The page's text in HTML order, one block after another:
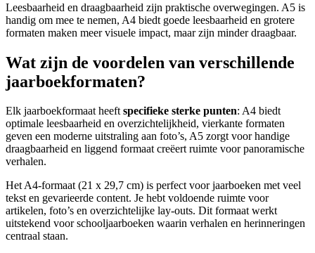
Leesbaarheid en draagbaarheid zijn praktische overwegingen. A5 is
handig om mee te nemen, A4 biedt goede leesbaarheid en grotere
formaten maken meer visuele impact, maar zijn minder draagbaar.
Wat zijn de voordelen van verschillende
jaarboekformaten?
Elk jaarboekformaat heeftspecifieke sterke punten: A4 biedt
optimale leesbaarheid en overzichtelijkheid, vierkante formaten
geven een moderne uitstraling aan foto’s, A5 zorgt voor handige
draagbaarheid en liggend formaat creëert ruimte voor panoramische
verhalen.
Het A4-formaat (21 x 29,7 cm) is perfect voor jaarboeken met veel
tekst en gevarieerde content. Je hebt voldoende ruimte voor
artikelen, foto’s en overzichtelijke lay-outs. Dit formaat werkt
uitstekend voor schooljaarboeken waarin verhalen en herinneringen
centraal staan.